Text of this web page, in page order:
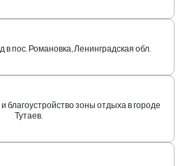
пос. Романовка, Ленинградская обл.
благоустройство зоны отдыха в городе
Тутаев.